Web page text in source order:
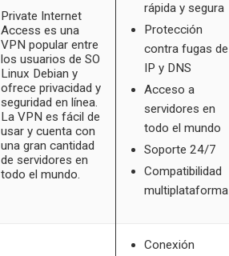
Private Internet
Access es una
VPN popular entre
los usuarios de SO
Linux Debian y
ofrece privacidad y
seguridad en línea.
La VPN es fácil de
usar y cuenta con
una gran cantidad
de servidores en
todo el mundo.
rápida y segura
Protección
contra fugas de
IP y DNS
Acceso a
servidores en
todo el mundo
Soporte 24/7
Compatibilidad
multiplataforma
Conexión